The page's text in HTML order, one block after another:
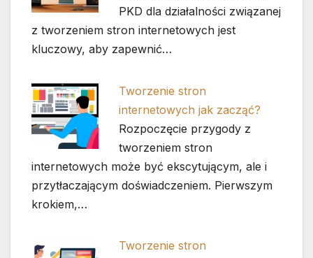
PKD dla działalności związanej
z tworzeniem stron internetowych jest
kluczowy, aby zapewnić…
Tworzenie stron
internetowych jak zacząć?
Rozpoczęcie przygody z
tworzeniem stron
internetowych może być ekscytującym, ale i
przytłaczającym doświadczeniem. Pierwszym
krokiem,…
Tworzenie stron